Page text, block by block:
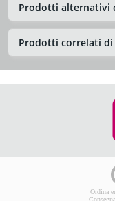
Prodotti alternativi
Prodotti correlati di
Ordina